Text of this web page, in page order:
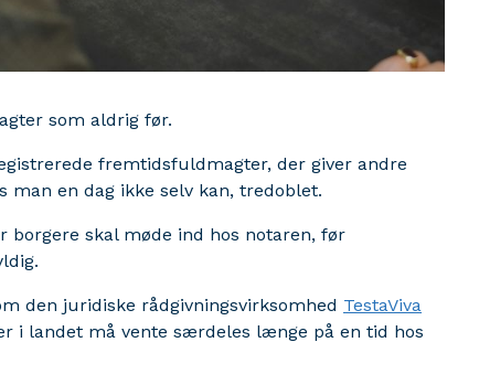
som aldrig før.
fremtidsfuldmagter, der giver andre
man en dag ikke selv kan, tredoblet.
borgere skal møde ind hos notaren, før
den juridiske rådgivningsvirksomhed TestaViva
i landet må vente særdeles længe på en tid hos